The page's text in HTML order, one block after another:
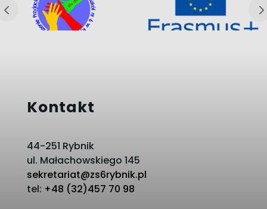
Kontakt
44-251 Rybnik
ul. Małachowskiego 145
sekretariat@zs6rybnik.pl
tel: +48 (32)457 70 98